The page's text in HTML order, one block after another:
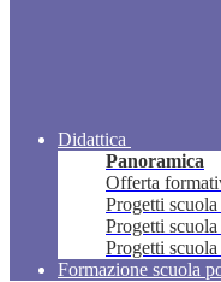
Didattica
Panoramica
Offerta
Progetti
Progetti
Progetti
Formazione scuola